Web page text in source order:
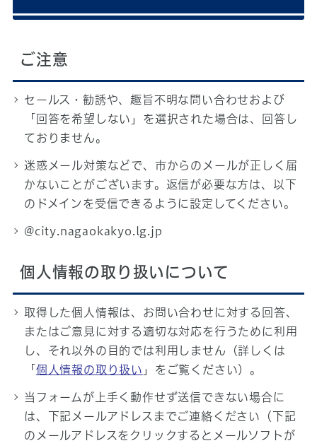
ご注意
セールス・勧誘や、趣旨不明な問い合わせおよび
「回答を希望しない」を選択された場合は、回答し
ておりません。
迷惑メール対策などで、市からのメールが正しく届
かないことがございます。返信が必要な方は、以下
のドメインを受信できるように設定してください。
@city.nagaokakyo.lg.jp
個人情報の取り扱いについて
取得した個人情報は、お問い合わせに対する回答、
またはご意見に対する適切な対応を行うために利用
し、それ以外の目的では利用しません（詳しくは
「 個人情報の取り扱い 」をご覧ください）。
当フォームが上手く動作せず送信できない場合に
は、下記メールアドレスまでご連絡ください（下記
のメールアドレスをクリックするとメールソフトが